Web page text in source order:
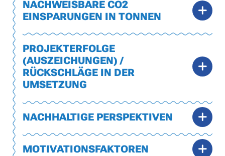
NACHWEISBARE CO2
EINSPARUNGEN IN TONNEN
PROJEKTERFOLGE
(AUSZEICHUNGEN) /
RÜCKSCHLÄGE IN DER
UMSETZUNG
NACHHALTIGE PERSPEKTIVEN
MOTIVATIONSFAKTOREN